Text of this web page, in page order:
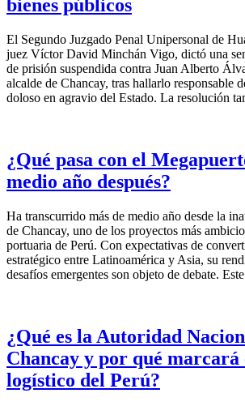
bienes públicos
El Segundo Juzgado Penal Unipersonal de
juez Víctor David Minchán Vigo, dictó una
de prisión suspendida contra Juan Alberto
alcalde de Chancay, tras hallarlo responsable
doloso en agravio del Estado. La resolución
¿Qué pasa con el
medio año después?
Ha transcurrido más de medio año desde la
de Chancay, uno de los proyectos más
portuaria de Perú. Con expectativas de
estratégico entre Latinoamérica y Asia, su
desafíos emergentes son objeto de debate.
¿Qué es la Autoridad
Chancay y por qué
logístico del Perú?